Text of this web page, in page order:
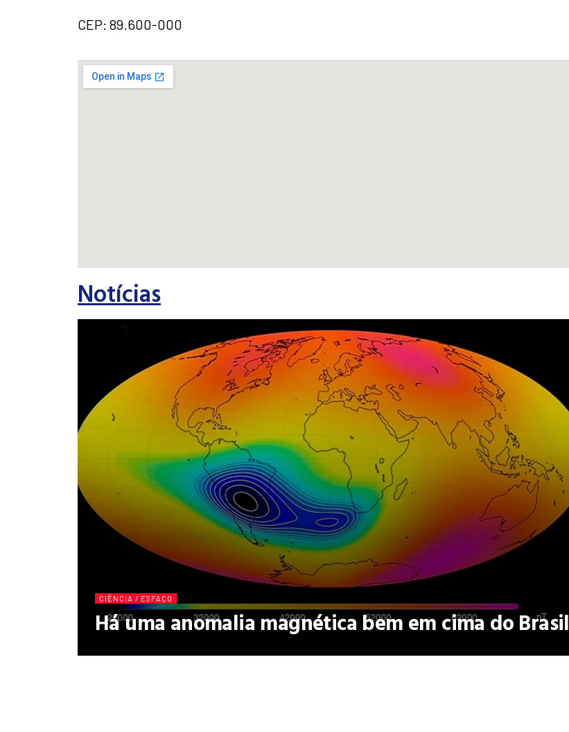
CEP: 89.600-000
Notícias
CIÊNCIA / ESPAÇO
Há uma anomalia magnética bem em cima do Brasil